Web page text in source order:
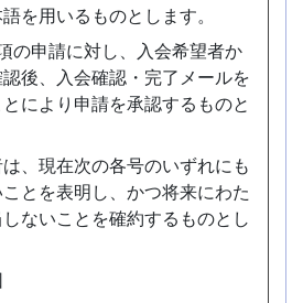
を用いるものとします。
の申請に対し、入会希望者か
後、入会確認・完了メールを
により申請を承認するものと
は、現在次の各号のいずれにも
とを表明し、かつ将来にわた
ないことを確約するものとし